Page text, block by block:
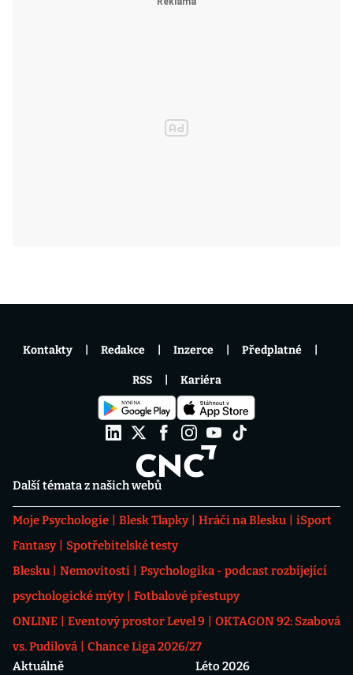
Další témata z našich webů
Moje Psychologie Blesk Tlapky Hráči na Blesku
iSport
Fantasy
Spotřebitelské testy
Blesku
Nemovitosti
Psychologika - podcast rozbíjející
psychologické mýty
Fotbalové přestupy
ONLINE
Eventový prostor Level 9
OKTAGON 92: Szabová
vs. Pudilová
Chance Liga 2026/27
Aktuálně
Léto 2026
Kontakty Redakce Inzerce Předplatné
RSS Kariéra